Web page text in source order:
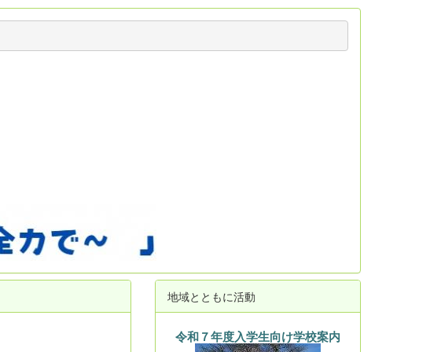
地域とともに活動
令和７年度入学生向け学校案内